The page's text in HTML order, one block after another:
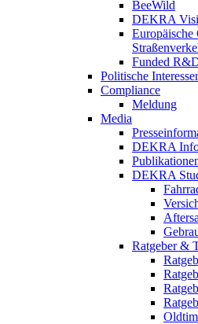
BeeWild
DEKRA
Europäische
Funded
Politische
Compliance
Meldung
Media
DEKRA
DEKRA
Ratgeber &